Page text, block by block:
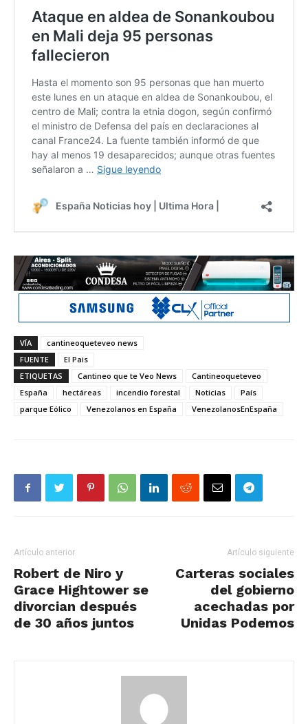
VÍA
cantineoqueteveo news
FUENTE
El Pais
ETIQUETAS
Cantineo que te Veo News
Cantineoqueteveo
España
hectáreas incendio forestal Noticias
País
parque Eólico
Venezolanos en España VenezolanosEnEspaña
Artículo anterior
Robert de Niro y
Grace Hightower se
divorcian después
de 30 años juntos
Artículo siguiente
Carteras sociales
del gobierno
acechadas por
Unidas Podemos